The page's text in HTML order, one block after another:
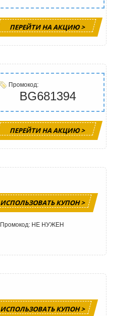
ПЕРЕЙТИ НА АКЦИЮ >
Промокод:
BG681394
ПЕРЕЙТИ НА АКЦИЮ >
ИСПОЛЬЗОВАТЬ КУПОН >
Промокод: НЕ НУЖЕН
ИСПОЛЬЗОВАТЬ КУПОН >